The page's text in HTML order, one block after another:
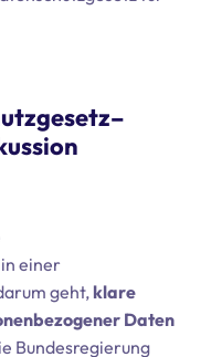
einer
geht,klare
Daten
Bundesregierung